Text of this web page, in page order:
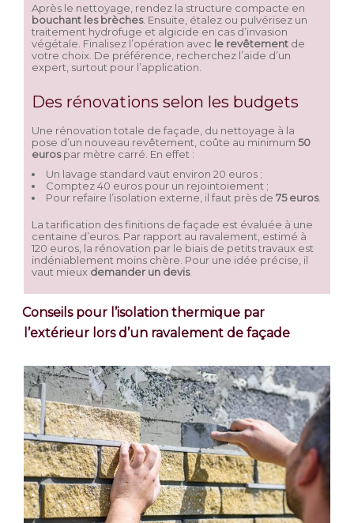
Après le nettoyage, rendez la structure compacte en
bouchant les brèches. Ensuite, étalez ou pulvérisez un
traitement hydrofuge et algicide en cas d’invasion
végétale. Finalisez l’opération avec le revêtement de
votre choix. De préférence, recherchez l’aide d’un
expert, surtout pour l’application.
Des rénovations selon les budgets
Une rénovation totale de façade, du nettoyage à la
pose d’un nouveau revêtement, coûte au minimum 50
eurospar mètre carré. En effet :
Un lavage standard vaut environ 20 euros ;
Comptez 40 euros pour un rejointoiement ;
Pour refaire l’isolation externe, il faut près de 75 euros.
La tarification des finitions de façade est évaluée à une
centaine d’euros. Par rapport au ravalement, estimé à
120 euros, la rénovation par le biais de petits travaux est
indéniablement moins chère. Pour une idée précise, il
vaut mieux demander un devis.
Conseils pour l’isolation thermique par
l’extérieur lors d’un ravalement de façade